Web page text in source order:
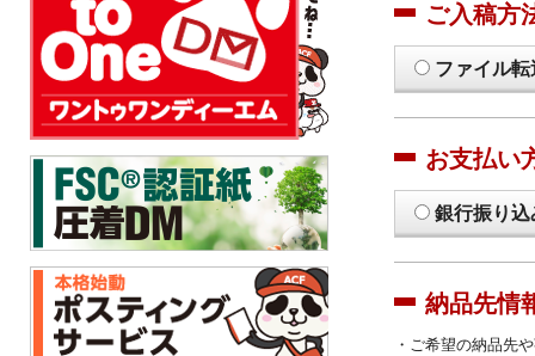
ご入稿方
ファイル
お支払い
銀行振り込
納品先情
・ご希望の納品先